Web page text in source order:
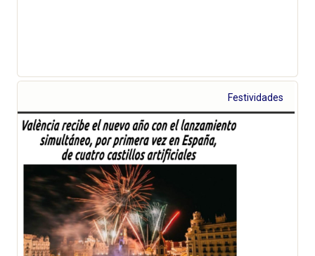
Festividades